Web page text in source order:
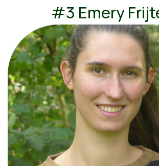
#3 Emery